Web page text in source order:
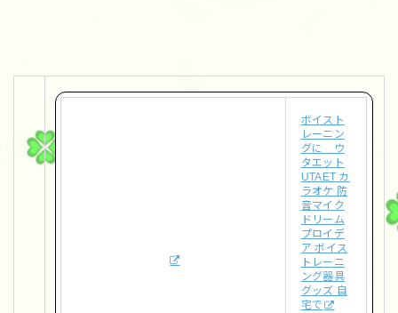
ボイスト
レーニン
グに ウ
タエット
UTAET カ
ラオケ 防
音マイク
ドリーム
プロイデ
ア ボイス
トレーニ
ング器具
グッズ 自
宅で